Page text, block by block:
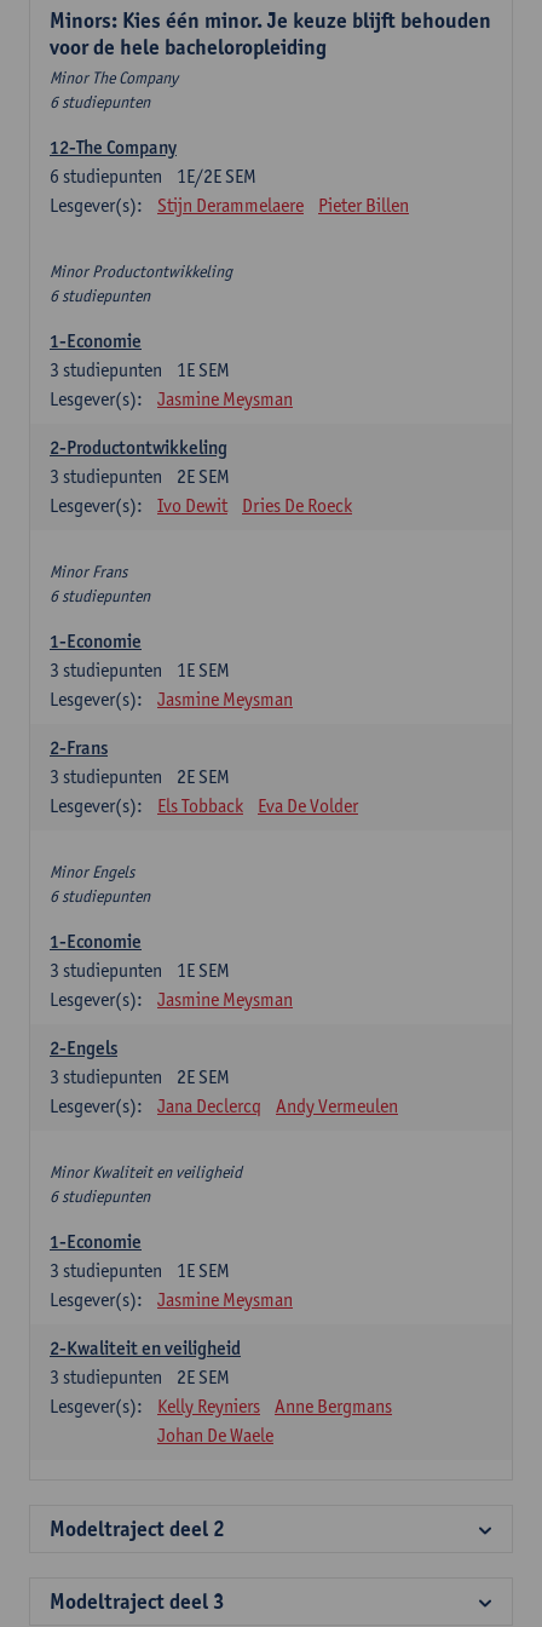
Minors: Kies één minor. Je keuze blijft behouden
voor de hele bacheloropleiding
Minor The Company
6 studiepunten
12-The Company
1E/2E SEM
6 studiepunten
Lesgever(s):
Stijn Derammelaere Pieter Billen
Minor Productontwikkeling
6 studiepunten
1-Economie
1E SEM
3 studiepunten
Lesgever(s):
Jasmine Meysman
2-Productontwikkeling
2E SEM
3 studiepunten
Lesgever(s):
Ivo Dewit Dries De Roeck
Minor Frans
6 studiepunten
1-Economie
1E SEM
3 studiepunten
Lesgever(s):
Jasmine Meysman
2-Frans
2E SEM
3 studiepunten
Lesgever(s):
Els Tobback Eva De Volder
Minor Engels
6 studiepunten
1-Economie
1E SEM
3 studiepunten
Lesgever(s):
Jasmine Meysman
2-Engels
2E SEM
3 studiepunten
Lesgever(s):
Jana Declercq Andy Vermeulen
Minor Kwaliteit en veiligheid
6 studiepunten
1-Economie
1E SEM
3 studiepunten
Lesgever(s):
Jasmine Meysman
2-Kwaliteit en veiligheid
2E SEM
3 studiepunten
Lesgever(s):
Kelly Reyniers
Anne Bergmans
Johan De Waele
Modeltraject deel 2
Modeltraject deel 3